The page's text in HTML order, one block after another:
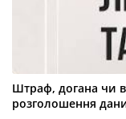
Штраф, догана чи
розголошення